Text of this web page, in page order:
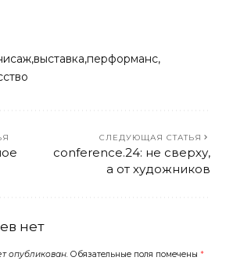
выставка перформанс
СЛЕДУЮЩАЯ СТАТЬЯ
conference.24: не сверху,
а от художников
нет
опубликован. Обязательные поля помечены *